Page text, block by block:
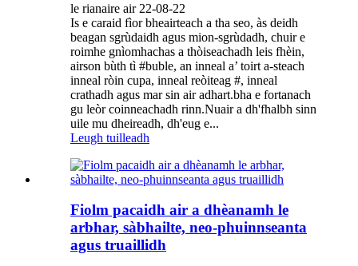
le rianaire air 22-08-22
Is e caraid fìor bheairteach a tha seo, às deidh
beagan sgrùdaidh agus mion-sgrùdadh, chuir e
roimhe gnìomhachas a thòiseachadh leis fhèin,
airson bùth tì #buble, an inneal a’ toirt a-steach
inneal ròin cupa, inneal reòiteag #, inneal
crathadh agus mar sin air adhart.bha e fortanach
gu leòr coinneachadh rinn.Nuair a dh'fhalbh sinn
uile mu dheireadh, dh'eug e...
Leugh tuilleadh
Fiolm pacaidh air a dhèanamh le
arbhar, sàbhailte, neo-phuinnseanta
agus truaillidh